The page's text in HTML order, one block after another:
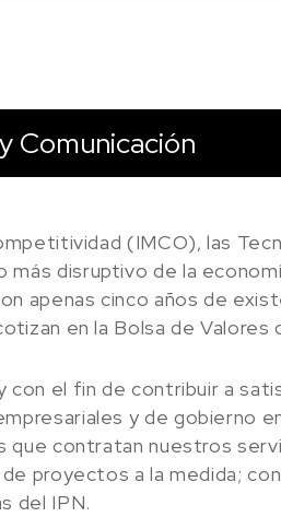
Comunicación
(IMCO), las
más disruptivo de la
apenas cinco años de
en la Bolsa de Valores
con el fin de contribuir a
y de gobierno
que contratan nuestros
proyectos a la medida;
del IPN.